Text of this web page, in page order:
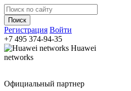
Регистрация Войти
+7 495 374-94-35
Huawei
networks
Официальный партнер